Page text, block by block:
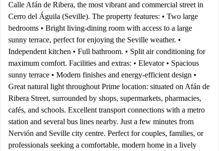
Calle Afán de Ribera, the most vibrant and commercial street in
Cerro del Águila (Seville). The property features: • Two large
bedrooms • Bright living-dining room with access to a large
sunny terrace, perfect for enjoying the Seville weather. •
Independent kitchen • Full bathroom. • Split air conditioning for
maximum comfort. Facilities and extras: • Elevator • Spacious
sunny terrace • Modern finishes and energy-efficient design •
Great natural light throughout Prime location: situated on Afán de
Ribera Street, surrounded by shops, supermarkets, pharmacies,
cafés, and schools. Excellent transport connections with a metro
station and several bus lines nearby. Just a few minutes from
Nervión and Seville city centre. Perfect for couples, families, or
professionals seeking a comfortable, modern home in a lively